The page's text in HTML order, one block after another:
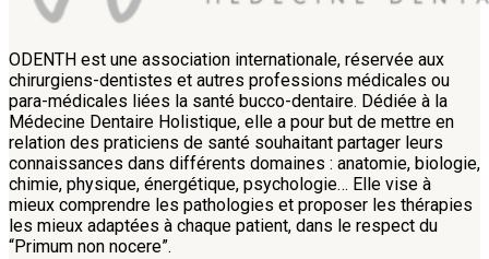
ODENTH est une association internationale, réservée aux
chirurgiens-dentistes et autres professions médicales ou
para-médicales liées la santé bucco-dentaire. Dédiée à la
Médecine Dentaire Holistique, elle a pour but de mettre en
relation des praticiens de santé souhaitant partager leurs
connaissances dans différents domaines : anatomie, biologie,
chimie, physique, énergétique, psychologie… Elle vise à
mieux comprendre les pathologies et proposer les thérapies
les mieux adaptées à chaque patient, dans le respect du
“Primum non nocere”.